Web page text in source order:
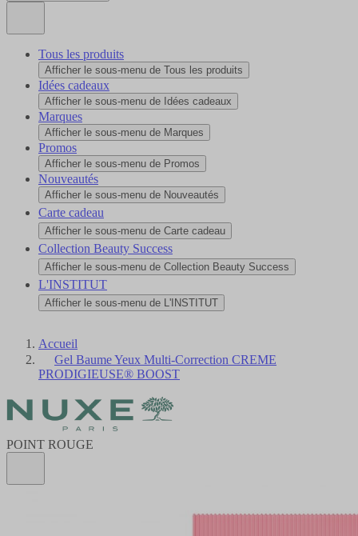
Tous les produits
Afficher le sous-menu de Tous les produits
Idées cadeaux
Afficher le sous-menu de Idées cadeaux
Marques
Afficher le sous-menu de Marques
Promos
Afficher le sous-menu de Promos
Nouveautés
Afficher le sous-menu de Nouveautés
Carte cadeau
Afficher le sous-menu de Carte cadeau
Collection Beauty Success
Afficher le sous-menu de Collection Beauty Success
L'INSTITUT
Afficher le sous-menu de L'INSTITUT
Accueil
Gel Baume Yeux Multi-Correction CREME
PRODIGIEUSE® BOOST
POINT ROUGE